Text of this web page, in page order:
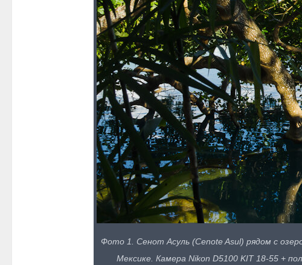
Фото 1. Сенот Асуль (Cenote Asul) рядом с
Мексике. Камера Nikon D5100 KIT 18-55 +